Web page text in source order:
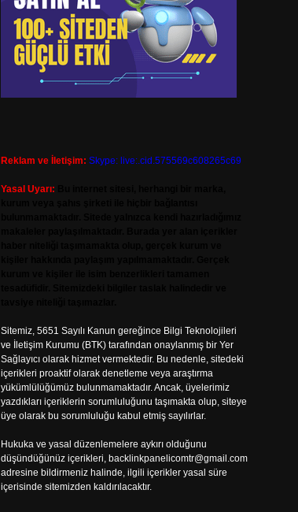
Reklam ve İletişim: Skype: live:.cid.575569c608265c69
Yasal Uyarı:
Sitemiz, 5651 Sayılı Kanun gereğince Bilgi Teknolojileri
ve İletişim Kurumu (BTK) tarafından onaylanmış bir Yer
Sağlayıcı olarak hizmet vermektedir. Bu nedenle, sitedeki
içerikleri proaktif olarak denetleme veya araştırma
yükümlülüğümüz bulunmamaktadır. Ancak, üyelerimiz
yazdıkları içeriklerin sorumluluğunu taşımakta olup, siteye
üye olarak bu sorumluluğu kabul etmiş sayılırlar.
Hukuka ve yasal düzenlemelere aykırı olduğunu
düşündüğünüz içerikleri, backlinkpanelicomtr@gmail.com
adresine bildirmeniz halinde, ilgili içerikler yasal süre
içerisinde sitemizden kaldırılacaktır.